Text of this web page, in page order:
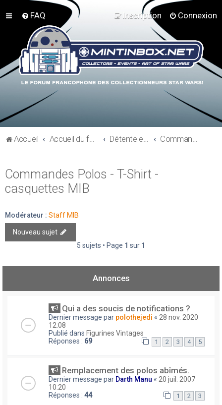
FAQ Connexion
Inscription
Accueil Accueil du forum Détente et communauté Mint In Box Commandes Polos - T-Shirt - casquettes MIB
Commandes Polos - T-Shirt -
casquettes MIB
Modérateur : Staff MIB
Nouveau sujet
5 sujets • Page 1 sur 1
Annonces
Qui a des soucis de notifications ?
Dernier message par polothejedi « 28 nov. 2020
12:08
Publié dans Figurines Vintages
Réponses : 69 1 2 3 4 5
Remplacement des polos abîmés.
Dernier message par Darth Manu « 20 juil. 2007
10:20
Réponses : 44 1 2 3